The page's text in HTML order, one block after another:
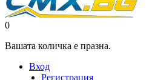
0
Вашата количка е празна.
Вход
Регистрация